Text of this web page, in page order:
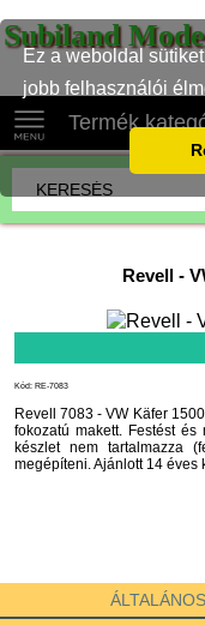
Ez a weboldal
jobb felhasználói
Subiland
Termék
Revell -
Kód: RE-7083
Revell 7083 - VW Käfer
fokozatú makett. Festést
készlet nem tartalmazza
megépíteni. Ajánlott 14 éves